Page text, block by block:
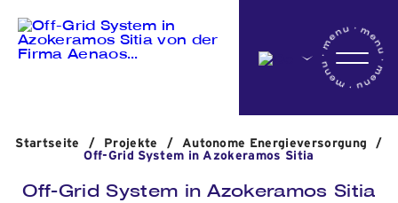
Das Unternehmen
Startseite / Projekte / Αutonome Energieversorgung
/
Off-Grid System in Azokeramos Sitia
Off-Grid System in Azokeramos Sitia